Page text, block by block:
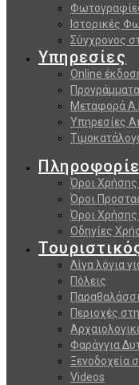
Ιστορικές
Σύγχρονος
Υπηρεσίες
Online
Μεταφορά
Υπηρεσίες
Όροι Χρήσης
Όροι
Όροι
Οδηγίες
Λίγα λόγια
Πόλεις
Περιοχές
Φαράγγια
Ξενοδοχεία
Videos